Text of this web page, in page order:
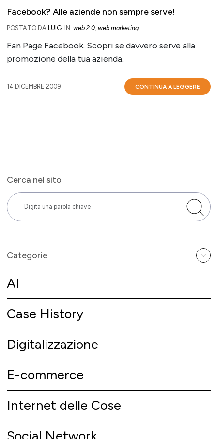
Cerca nel sito
Categorie
AI
Case History
Digitalizzazione
E-commerce
Internet delle Cose
Social Network
Facebook? Alle aziende non sempre serve!
POSTATO DA LUIGI IN: web 2.0, web marketing
Fan Page Facebook. Scopri se davvero serve alla
promozione della tua azienda.
14 DICEMBRE 2009 CONTINUA A LEGGERE